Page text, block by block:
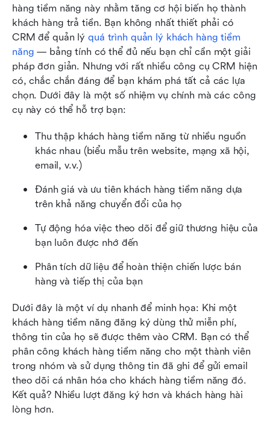
hàng tiềm năng này nhằm tăng cơ hội biến họ thành
khách hàng trả tiền. Bạn không nhất thiết phải có
CRM để quản lý quá trình quản lý khách hàng tiềm
năng — bảng tính có thể đủ nếu bạn chỉ cần một giải
pháp đơn giản. Nhưng với rất nhiều công cụ CRM hiện
có, chắc chắn đáng để bạn khám phá tất cả các lựa
chọn. Dưới đây là một số nhiệm vụ chính mà các công
cụ này có thể hỗ trợ bạn:
Thu thập khách hàng tiềm năng từ nhiều nguồn
khác nhau (biểu mẫu trên website, mạng xã hội,
email, v.v.)
Đánh giá và ưu tiên khách hàng tiềm năng dựa
trên khả năng chuyển đổi của họ
Tự động hóa việc theo dõi để giữ thương hiệu của
bạn luôn được nhớ đến
Phân tích dữ liệu để hoàn thiện chiến lược bán
hàng và tiếp thị của bạn
Dưới đây là một ví dụ nhanh để minh họa: Khi một
khách hàng tiềm năng đăng ký dùng thử miễn phí,
thông tin của họ sẽ được thêm vào CRM. Bạn có thể
phân công khách hàng tiềm năng cho một thành viên
trong nhóm và sử dụng thông tin đã ghi để gửi email
theo dõi cá nhân hóa cho khách hàng tiềm năng đó.
Kết quả? Nhiều lượt đăng ký hơn và khách hàng hài
lòng hơn.